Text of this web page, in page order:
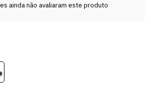
ainda não avaliaram este produto